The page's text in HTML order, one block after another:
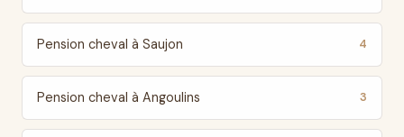
Pension cheval à Saujon 4
Pension cheval à Angoulins 3